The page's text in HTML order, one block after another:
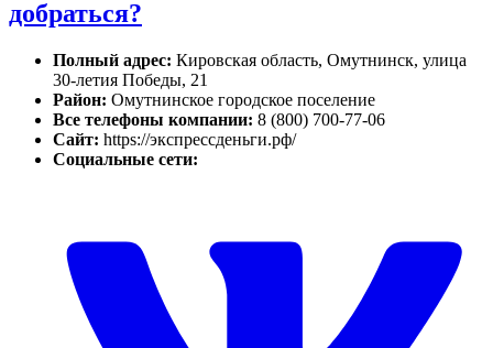
добраться?
Полный адрес: Кировская область, Омутнинск, улица
30-летия Победы, 21
Район: Омутнинское городское поселение
Все телефоны компании: 8 (800) 700-77-06
Сайт: https://экспрессденьги.рф/
Социальные сети: